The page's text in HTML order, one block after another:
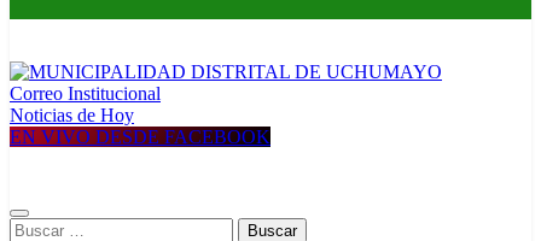
MUNICIPALIDAD DISTRITAL DE UCHUMAYO
Construyendo una nueva Historia
Correo Institucional
Noticias de Hoy
EN VIVO DESDE FACEBOOK
Buscar: